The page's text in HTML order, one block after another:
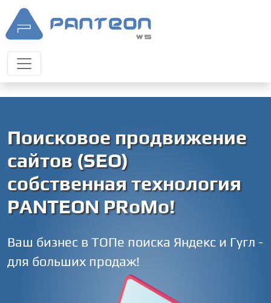
Поисковое продвижение
сайтов (SEO)
собственная технология
PANTEON PRoMo!
Ваш бизнес в ТОПе поиска Яндекс и Гугл -
для больших продаж!